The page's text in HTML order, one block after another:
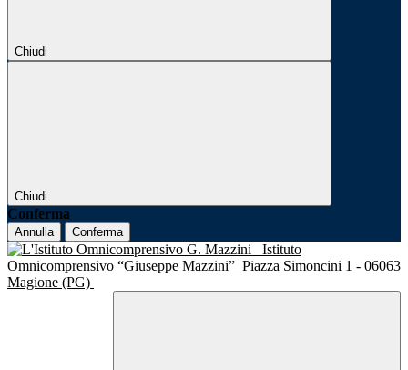
Chiudi
Chiudi
Conferma
Annulla Conferma
Istituto
Omnicomprensivo “Giuseppe Mazzini” Piazza Simoncini 1 - 06063
Magione (PG)